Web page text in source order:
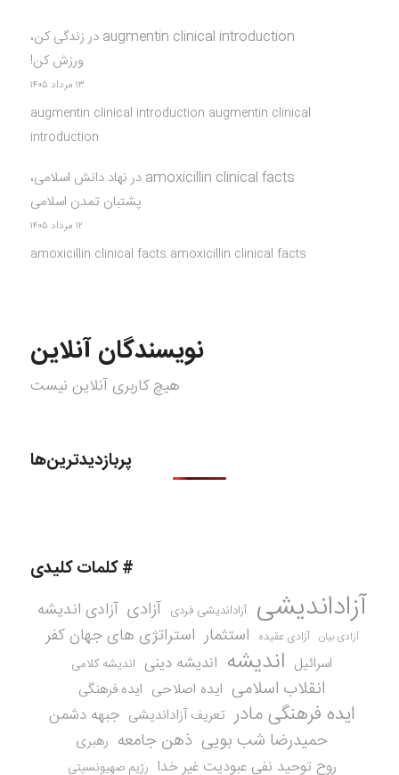
augmentin clinical introduction در زندگی کن،
ورزش کن!
۱۳ مرداد ۱۴۰۵
augmentin clinical introduction augmentin clinical
introduction
amoxicillin clinical facts در نهاد دانش اسلامی،
پشتبان تمدن اسلامی
۱۲ مرداد ۱۴۰۵
amoxicillin clinical facts amoxicillin clinical facts
نویسندگان آنلاین
هیچ کاربری آنلاین نیست
پربازدیدترین‌ها
# کلمات کلیدی
آزاداندیشی آزاداندیشی فردی آزادی آزادی اندیشه
آزادی بیان آزادی عقیده استثمار استراتژی های جهان کفر
اسرائیل اندیشه اندیشه دینی اندیشه کلامی
انقلاب اسلامی ایده اصلاحی ایده فرهنگی
ایده فرهنگی مادر تعریف آزاداندیشی جبهه دشمن
حمیدرضا شب بویی ذهن جامعه رهبری
روح توحید نفی عبودیت غیر خدا رژیم صهیونسیتی